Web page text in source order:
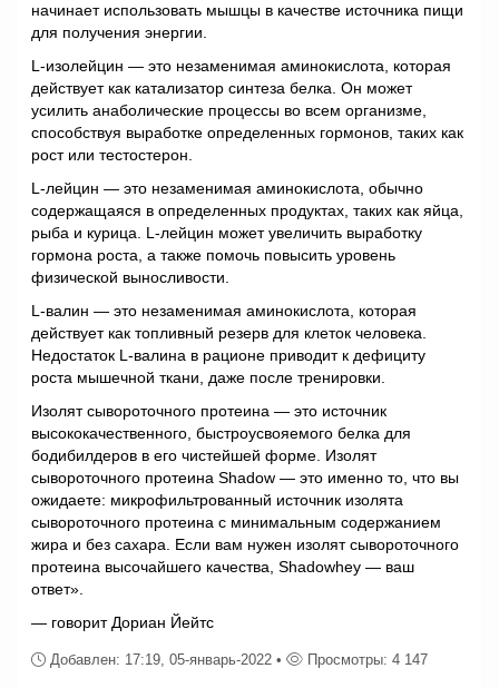
начинает использовать мышцы в качестве источника пищи
для получения энергии.
L-изолейцин — это незаменимая аминокислота, которая
действует как катализатор синтеза белка. Он может
усилить анаболические процессы во всем организме,
способствуя выработке определенных гормонов, таких как
рост или тестостерон.
L-лейцин — это незаменимая аминокислота, обычно
содержащаяся в определенных продуктах, таких как яйца,
рыба и курица. L-лейцин может увеличить выработку
гормона роста, а также помочь повысить уровень
физической выносливости.
L-валин — это незаменимая аминокислота, которая
действует как топливный резерв для клеток человека.
Недостаток L-валина в рационе приводит к дефициту
роста мышечной ткани, даже после тренировки.
Изолят сывороточного протеина — это источник
высококачественного, быстроусвояемого белка для
бодибилдеров в его чистейшей форме. Изолят
сывороточного протеина Shadow — это именно то, что вы
ожидаете: микрофильтрованный источник изолята
сывороточного протеина с минимальным содержанием
жира и без сахара. Если вам нужен изолят сывороточного
протеина высочайшего качества, Shadowhey — ваш
ответ».
— говорит Дориан Йейтс
Добавлен: 17:19, 05-январь-2022 • Просмотры: 4 147